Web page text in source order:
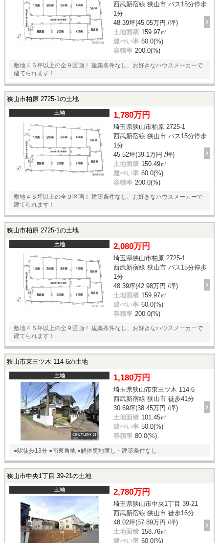
西武新宿線 狭山市 バス15分停歩
1分
48.39坪(45.05万円 /坪)
土地面積 159.97㎡
建ぺい率 60.0(%)
容積率 200.0(%)
敷地４５坪以上の全９区画！ 建築条件なし、お好きなハウスメーカーで
建てられます！
狭山市柏原 2725-1の土地
土地 1,780万円
埼玉県狭山市柏原 2725-1
西武新宿線 狭山市 バス15分停歩
1分
45.52坪(39.1万円 /坪)
土地面積 150.49㎡
建ぺい率 60.0(%)
容積率 200.0(%)
敷地４５坪以上の全９区画！ 建築条件なし、お好きなハウスメーカーで
建てられます！
狭山市柏原 2725-1の土地
土地 2,080万円
埼玉県狭山市柏原 2725-1
西武新宿線 狭山市 バス15分停歩
1分
48.39坪(42.98万円 /坪)
土地面積 159.97㎡
建ぺい率 60.0(%)
容積率 200.0(%)
敷地４５坪以上の全９区画！ 建築条件なし、お好きなハウスメーカーで
建てられます！
狭山市東三ツ木 114-6の土地
土地 1,180万円
埼玉県狭山市東三ツ木 114-6
西武新宿線 狭山市 徒歩41分
30.69坪(38.45万円 /坪)
土地面積 101.45㎡
建ぺい率 50.0(%)
容積率 80.0(%)
●駅徒歩13分 ●南東角地 ●解体更地渡し・建築条件なし
狭山市中央1丁目 39-21の土地
土地 2,780万円
埼玉県狭山市中央1丁目 39-21
西武新宿線 狭山市 徒歩16分
48.02坪(57.89万円 /坪)
土地面積 158.76㎡
建ぺい率 60.0(%)